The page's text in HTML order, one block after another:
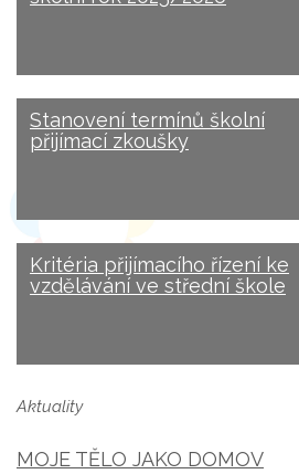
Stanovení termínů školní
přijímací zkoušky
Kritéria přijímacího řízení ke
vzdělávání ve střední škole
Aktuality
MOJE TĚLO JAKO DOMOV